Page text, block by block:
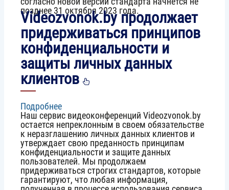
ISO
/
I
EC
27001:2022
позднее 31 октября 2023 года.
Videozvonok.by продолжает
придерживаться принципов
конфиденциальности и
защиты личных данных
клиентов
Подробнее
Videozvonok.by
продолжает
придерживаться
принципов
конфиденциальности
и
защиты
личных
Наш сервис видеоконференций Videozvonok.by
остается непреклонным в своем обязательстве
к неразглашению личных данных клиентов и
утверждает свою преданность принципам
конфиденциальности и защите данных
пользователей. Мы продолжаем
придерживаться строгих стандартов, которые
гарантируют, что любая информация,